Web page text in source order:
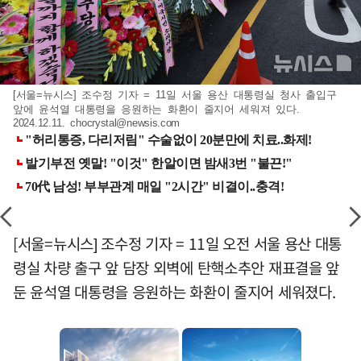
[서울=뉴시스] 조수정 기자 = 11일 서울 용산 대통령실 청사 출입구
앞에 윤석열 대통령을 응원하는 화환이 줄지어 세워져 있다.
2024.12.11.chocrystal@newsis.com
[서울=뉴시스] 조수정 기자 = 11일 오전 서울 용산 대통
령실 차량 출구 앞 담장 외벽에 탄핵소추안 재표결을 앞
둔 윤석열 대통령을 응원하는 화환이 줄지어 세워졌다.